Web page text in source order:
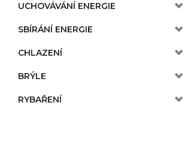
UCHOVÁVÁNÍ ENERGIE
SBÍRÁNÍ ENERGIE
CHLAZENÍ
BRÝLE
RYBAŘENÍ